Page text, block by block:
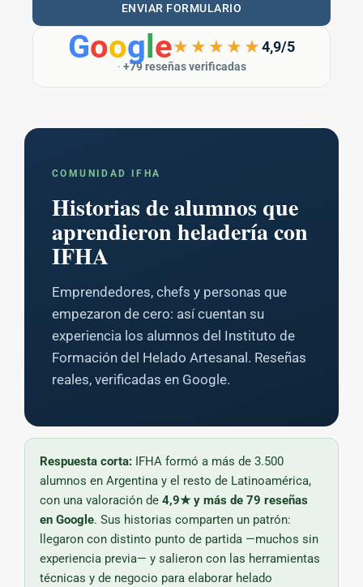
COMUNIDAD IFHA
Historias de alumnos que
aprendieron heladería con
IFHA
Emprendedores, chefs y personas que
empezaron de cero: así cuentan su
experiencia los alumnos del Instituto de
Formación del Helado Artesanal. Reseñas
reales, verificadas en Google.
Respuesta corta: IFHA formó a más de 3.500
alumnos en Argentina y el resto de Latinoamérica,
con una valoración de 4,9★ y más de 79 reseñas
en Google. Sus historias comparten un patrón:
llegaron con distinto punto de partida —muchos sin
experiencia previa— y salieron con las herramientas
técnicas y de negocio para elaborar helado
ENVIAR FORMULARIO
Google★★★★★4,9/5
· +79 reseñas verificadas